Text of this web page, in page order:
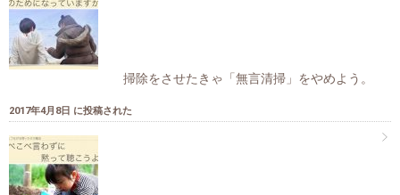
掃除をさせたきゃ「無言清掃」をやめよう。
2017年4月8日 に投稿された